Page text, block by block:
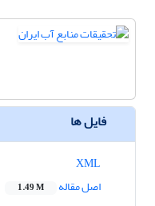
فایل ها
اصل مقاله
1.49 M